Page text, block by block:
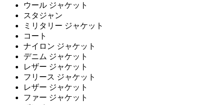
ウール ジャケット
スタジャン
ミリタリー ジャケット
コート
ナイロン ジャケット
デニム ジャケット
レザー ジャケット
フリース ジャケット
レザー ジャケット
ファー ジャケット